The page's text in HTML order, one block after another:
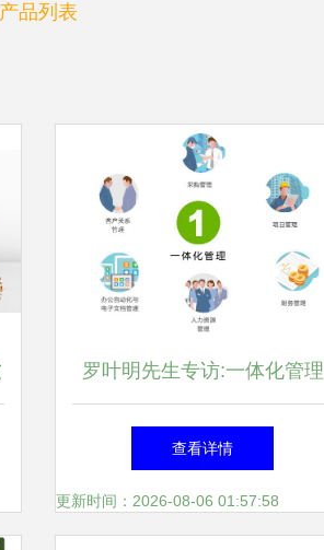
产品列表
罗叶明先生专访:一体化管理
如何构建企业管理蓝图
查看详情
更新时间：2026-08-06 01:57:58